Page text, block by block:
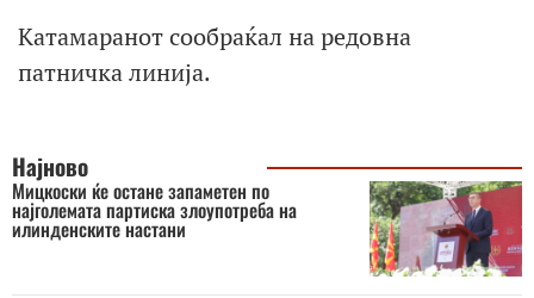
Катамаранот сообраќал на редовна
патничка линија.
Најново
Мицкоски ќе остане запаметен по
најголемата партиска злоупотреба на
илинденските настани